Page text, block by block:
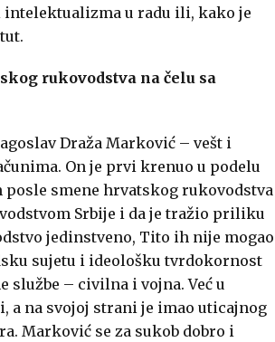
intelektualizma u radu ili, kako je
rukovodstva na čelu sa
Draža Marković – vešt i
On je prvi krenuo u podelu
posle smene hrvatskog rukovodstva
Srbije i da je tražio priliku
jedinstveno, Tito ih nije mogao
sujetu i ideološku tvrdokornost
službe – civilna i vojna. Već u
a na svojoj strani je imao uticajnog
Marković se za sukob dobro i